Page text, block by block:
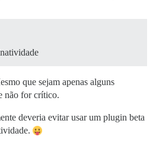
que sejam apenas alguns
não for crítico.
deveria evitar usar um plugin beta